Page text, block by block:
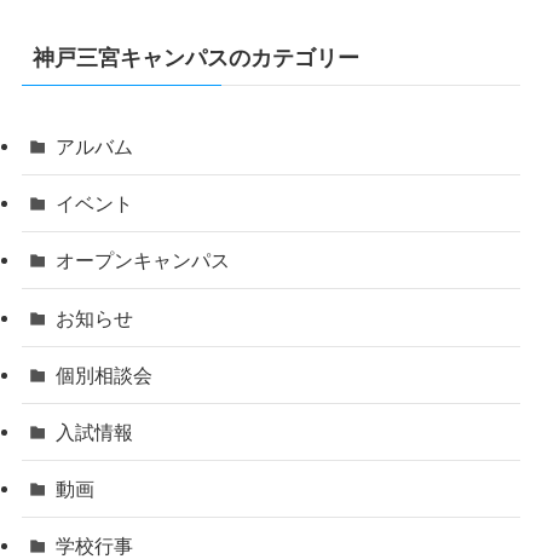
神戸三宮キャンパスのカテゴリー
アルバム
イベント
オープンキャンパス
お知らせ
個別相談会
入試情報
動画
学校行事